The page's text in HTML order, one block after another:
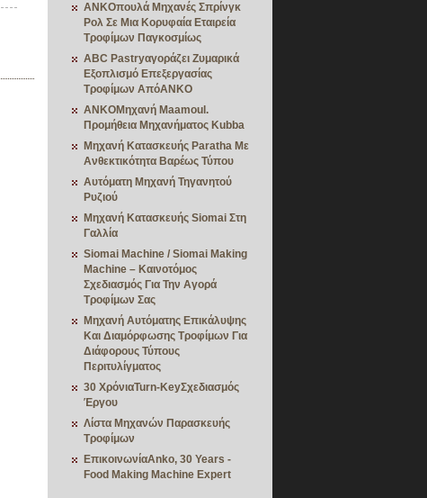
ANKOπουλά Μηχανές Σπρίνγκ
Ρολ Σε Μια Κορυφαία Εταιρεία
Τροφίμων Παγκοσμίως
ABC Pastryαγοράζει Ζυμαρικά
Εξοπλισμό Επεξεργασίας
Τροφίμων ΑπόANKO
ANKOΜηχανή Maamoul.
Προμήθεια Μηχανήματος Kubba
Μηχανή Κατασκευής Paratha Με
Ανθεκτικότητα Βαρέως Τύπου
Αυτόματη Μηχανή Τηγανητού
Ρυζιού
Μηχανή Κατασκευής Siomai Στη
Γαλλία
Siomai Machine / Siomai Making
Machine – Καινοτόμος
Σχεδιασμός Για Την Αγορά
Τροφίμων Σας
Μηχανή Αυτόματης Επικάλυψης
Και Διαμόρφωσης Τροφίμων Για
Διάφορους Τύπους
Περιτυλίγματος
30 ΧρόνιαTurn-KeyΣχεδιασμός
Έργου
Λίστα Μηχανών Παρασκευής
Τροφίμων
ΕπικοινωνίαAnko, 30 Years -
Food Making Machine Expert